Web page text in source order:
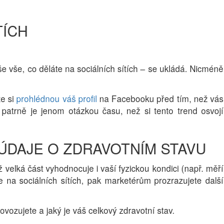
vše, co děláte na sociálních sítích – se ukládá. Nicméně
siprohlédnou váš profil na Facebooku před tím, než vás
je jenom otázkou času, než si tento trend osvojí
O ZDRAVOTNÍM STAVU
část vyhodnocuje i vaší fyzickou kondici (např. měří
sociálních sítích, pak marketérům prozrazujete další
a jaký je váš celkový zdravotní stav.